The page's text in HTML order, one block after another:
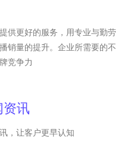
供更好的服务，用专业与勤劳
销量的提升。企业所需要的不
竞争力
资讯
，让客户更早认知